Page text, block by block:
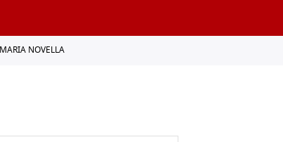
NOVELLA